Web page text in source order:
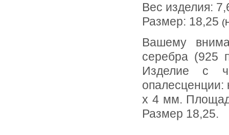
Вес изделия:
Размер: 18,25
Вашему вниманию предлагается кольцо из стерлингового
серебра (925
Изделие с
х 4 мм.
Размер 18,25.